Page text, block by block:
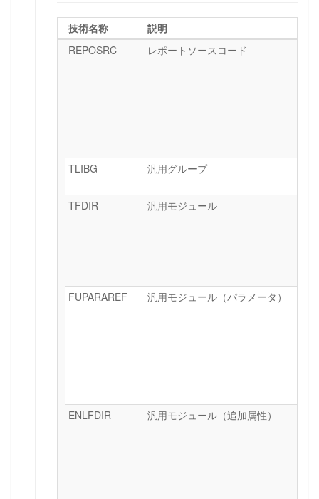
技術名称
説明
REPOSRC
レポートソースコード
TLIBG 汎用グループ
TFDIR 汎用モジュール
FUPARAREF 汎用モジュール（パラメータ）
ENLFDIR 汎用モジュール（追加属性）